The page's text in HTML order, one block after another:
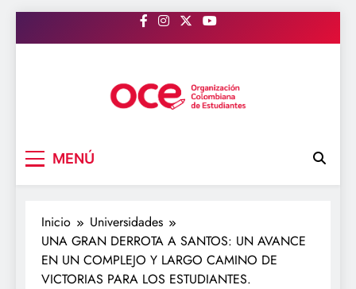
al
MENÚ
Inicio
Universidades
UNA GRAN DERROTA A SANTOS: UN AVANCE
EN UN COMPLEJO Y LARGO CAMINO DE
VICTORIAS PARA LOS ESTUDIANTES.